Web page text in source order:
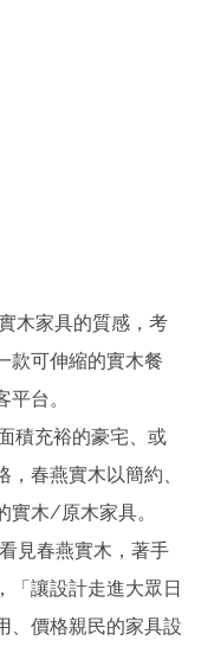
木家具的質感，考
款可伸縮的實木餐
台。
積充裕的豪宅、或
春燕實木以簡約、
實木/原木家具。
見春燕實木，著手
「讓設計走進大眾日
、價格親民的家具設